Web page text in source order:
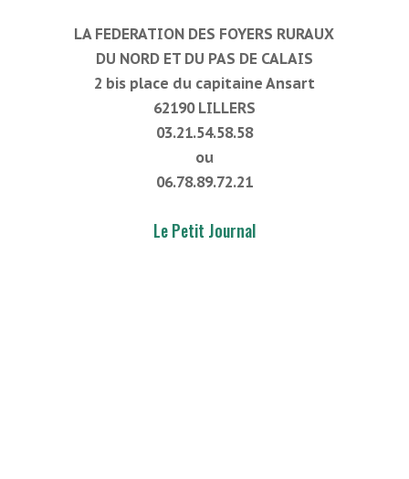
LA FEDERATION DES FOYERS RURAUX
DU NORD ET DU PAS DE CALAIS
2 bis place du capitaine Ansart
62190 LILLERS
03.21.54.58.58
ou
06.78.89.72.21
Le Petit Journal